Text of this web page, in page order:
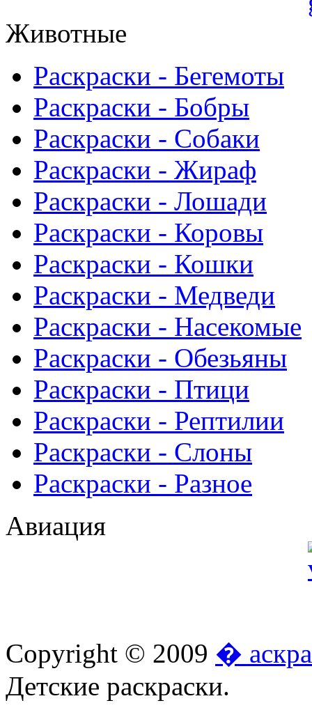
Животные
Раскраски - Бегемоты
Раскраски - Бобры
Раскраски - Собаки
Раскраски - Жираф
Раскраски - Лошади
Раскраски - Коровы
Раскраски - Кошки
Раскраски - Медведи
Раскраски - Насекомые
Раскраски - Обезьяны
Раскраски - Птици
Раскраски - Рептилии
Раскраски - Слоны
Раскраски - Разное
Авиация
Copyright © 2009 �
Детские раскраски.